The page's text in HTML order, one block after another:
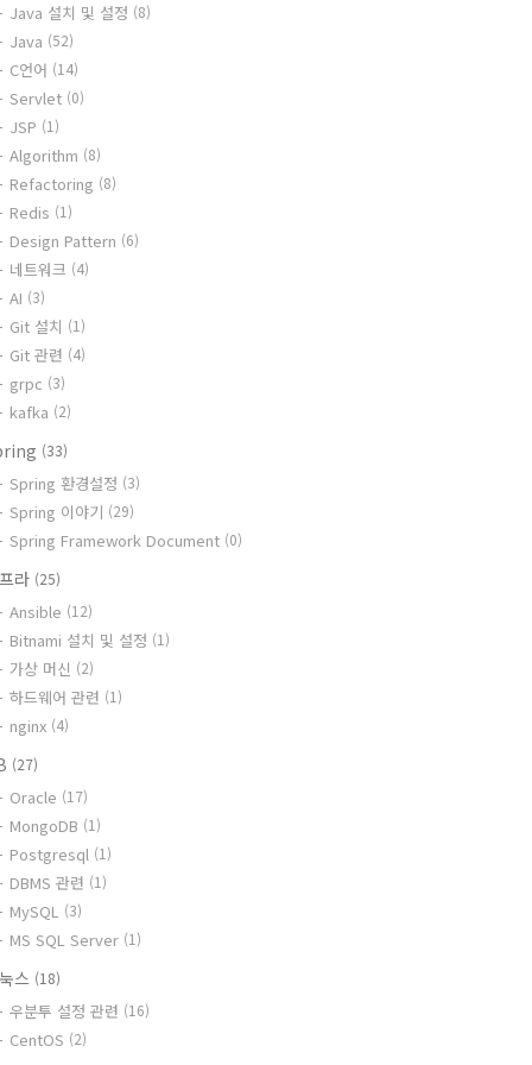
Java 설치 및 설정 (8)
Java (52)
C언어 (14)
Servlet (0)
JSP (1)
Algorithm (8)
Refactoring (8)
Redis (1)
Design Pattern (6)
네트워크 (4)
AI (3)
Git 설치 (1)
Git 관련 (4)
grpc (3)
kafka (2)
(33)
Spring 환경설정 (3)
Spring 이야기 (29)
Spring Framework Document (0)
라 (25)
Ansible (12)
Bitnami 설치 및 설정 (1)
가상 머신 (2)
하드웨어 관련 (1)
nginx (4)
(27)
Oracle (17)
MongoDB (1)
Postgresql (1)
DBMS 관련 (1)
MySQL (3)
MS SQL Server (1)
스 (18)
우분투 설정 관련 (16)
CentOS (2)